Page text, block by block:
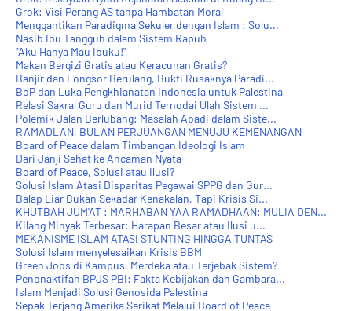
Grok: Visi Perang AS tanpa Hambatan Moral
Menggantikan Paradigma Sekuler dengan Islam : Solu...
Nasib Ibu Tangguh dalam Sistem Rapuh
"Aku Hanya Mau Ibuku!"
Makan Bergizi Gratis atau Keracunan Gratis?
Banjir dan Longsor Berulang, Bukti Rusaknya Paradi...
BoP dan Luka Pengkhianatan Indonesia untuk Palestina
Relasi Sakral Guru dan Murid Ternodai Ulah Sistem ...
Polemik Jalan Berlubang: Masalah Abadi dalam Siste...
RAMADLAN, BULAN PERJUANGAN MENUJU KEMENANGAN
Board of Peace dalam Timbangan Ideologi Islam
Dari Janji Sehat ke Ancaman Nyata
Board of Peace, Solusi atau Ilusi?
Solusi Islam Atasi Disparitas Pegawai SPPG dan Gur...
Balap Liar Bukan Sekadar Kenakalan, Tapi Krisis Si...
KHUTBAH JUM'AT : MARHABAN YAA RAMADHAAN: MULIA DEN...
Kilang Minyak Terbesar: Harapan Besar atau Ilusi u...
MEKANISME ISLAM ATASI STUNTING HINGGA TUNTAS
Solusi Islam menyelesaikan Krisis BBM
Green Jobs di Kampus, Merdeka atau Terjebak Sistem?
Penonaktifan BPJS PBI: Fakta Kebijakan dan Gambara...
Islam Menjadi Solusi Genosida Palestina
Sepak Terjang Amerika Serikat Melalui Board of Peace